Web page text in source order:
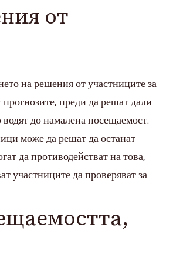
от
на решения от участниците за
преди да решат дали
водят до намалена посещаемост.
може да решат да останат
да противодействат на това,
участниците да проверяват за